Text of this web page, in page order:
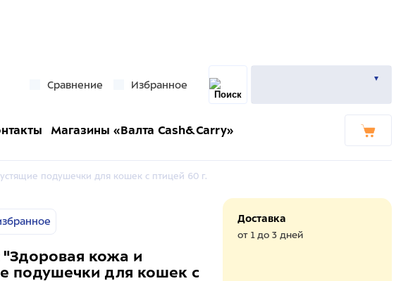
Сравнение Избранное
Магазины «Валта Cash&Carry»
подушечки для кошек с птицей 60 г.
кожа и
подушечки для кошек с
Доставка
от 1 до 3 дней